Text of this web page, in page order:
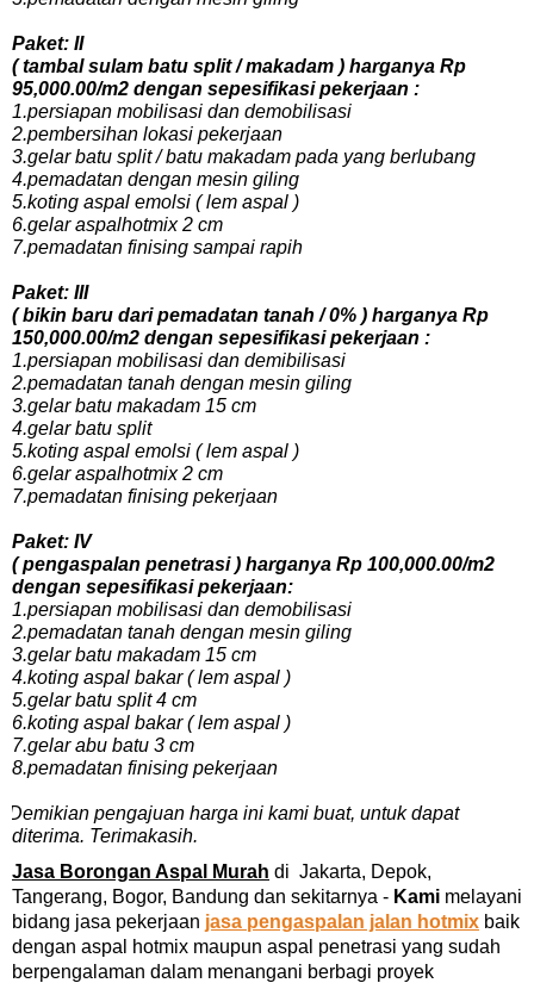
Paket: II
( tambal sulam batu split / makadam ) harganya Rp
95,000.00/m2 dengan sepesifikasi pekerjaan :
1.persiapan mobilisasi dan demobilisasi
2.pembersihan lokasi pekerjaan
3.gelar batu split / batu makadam pada yang berlubang
4.pemadatan dengan mesin giling
5.koting aspal emolsi ( lem aspal )
6.gelar aspalhotmix 2 cm
7.pemadatan finising sampai rapih
Paket: III
( bikin baru dari pemadatan tanah / 0% ) harganya Rp
150,000.00/m2 dengan sepesifikasi pekerjaan :
1.persiapan mobilisasi dan demibilisasi
2.pemadatan tanah dengan mesin giling
3.gelar batu makadam 15 cm
4.gelar batu split
5.koting aspal emolsi ( lem aspal )
6.gelar aspalhotmix 2 cm
7.pemadatan finising pekerjaan
Paket: IV
( pengaspalan penetrasi ) harganya Rp 100,000.00/m2
dengan sepesifikasi pekerjaan:
1.persiapan mobilisasi dan demobilisasi
2.pemadatan tanah dengan mesin giling
3.gelar batu makadam 15 cm
4.koting aspal bakar ( lem aspal )
5.gelar batu split 4 cm
6.koting aspal bakar ( lem aspal )
7.gelar abu batu 3 cm
8.pemadatan finising pekerjaan
pengajuan harga ini kami buat, untuk dapat
diterima. Terimakasih.
Jasa Borongan Aspal Murah di Jakarta, Depok,
Tangerang, Bogor, Bandung dan sekitarnya - Kami melayani
bidang jasa pekerjaan jasa pengaspalan jalan hotmix baik
dengan aspal hotmix maupun aspal penetrasi yang sudah
berpengalaman dalam menangani berbagi proyek